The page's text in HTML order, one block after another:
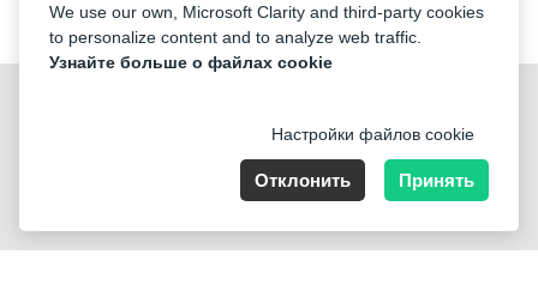
Контакты
Nummer der Firma: 40221 Düsseldorf, Registered address:
We use our own, Microsoft Clarity and third-party cookies
to personalize content and to analyze web traffic.
Узнайте больше о файлах cookie
Настройки файлов cookie
Отклонить Принять